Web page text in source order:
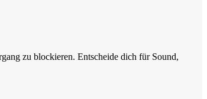
zu blockieren. Entscheide dich für Sound,